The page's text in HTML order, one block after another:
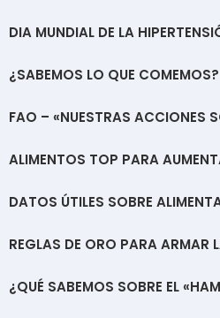
DIA MUNDIAL DE LA
¿SABEMOS LO QUE COMEMOS?
FAO – «NUESTRAS ACCIONES
ALIMENTOS TOP PARA
DATOS ÚTILES SOBRE
REGLAS DE ORO PARA ARMAR
¿QUÉ SABEMOS SOBRE EL